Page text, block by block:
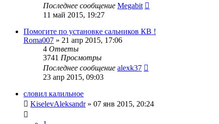
Последнее сообщение Megabit
11 май 2015, 19:27
Помогите по установке сальников КВ !
Roma007 » 21 апр 2015, 17:06
4 Ответы
3741 Просмотры
Последнее сообщение alexk37
23 апр 2015, 09:03
словил калильное
KiselevAleksandr» 07 янв 2015, 20:24